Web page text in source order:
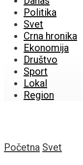
Politika
Svet
Crna hronika
Ekonomija
Društvo
Sport
Lokal
Region
Početna Svet